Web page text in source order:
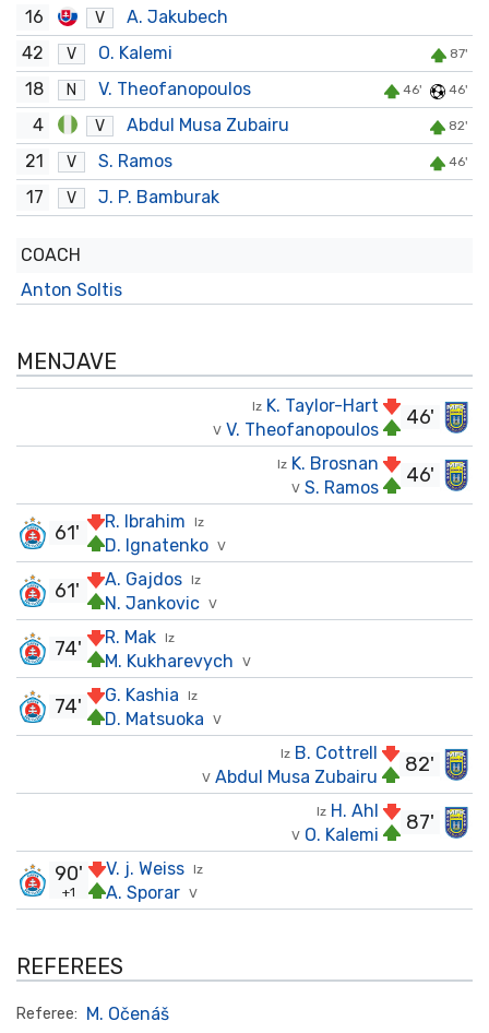
16 V
A. Jakubech
42
V O. Kalemi 87'
18 N V. Theofanopoulos 46' 46'
4 V Abdul Musa Zubairu 82'
21 V S. Ramos 46'
17 V J. P. Bamburak
COACH
Anton Soltis
MENJAVE
46'
Iz K. Taylor-Hart
V V. Theofanopoulos
46'
Iz K. Brosnan
V S. Ramos
Iz
R. Ibrahim
V
D. Ignatenko
61'
Iz
A. Gajdos
V
N. Jankovic
61'
Iz
R. Mak
V
M. Kukharevych
74'
Iz
G. Kashia
V
D. Matsuoka
74'
82'
Iz B. Cottrell
V Abdul Musa Zubairu
87'
Iz H. Ahl
V O. Kalemi
Iz
V. j. Weiss
V
A. Sporar
90'
+1
REFEREES
Referee: M. Očenáš